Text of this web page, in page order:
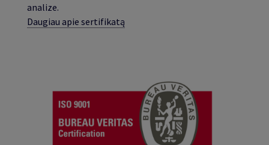
analize.
Daugiau apie sertifikatą